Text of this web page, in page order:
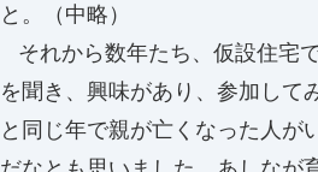
と。（中略）
それから数年たち、仮設住宅
を聞き、興味があり、参加して
と同じ年で親が亡くなった人が